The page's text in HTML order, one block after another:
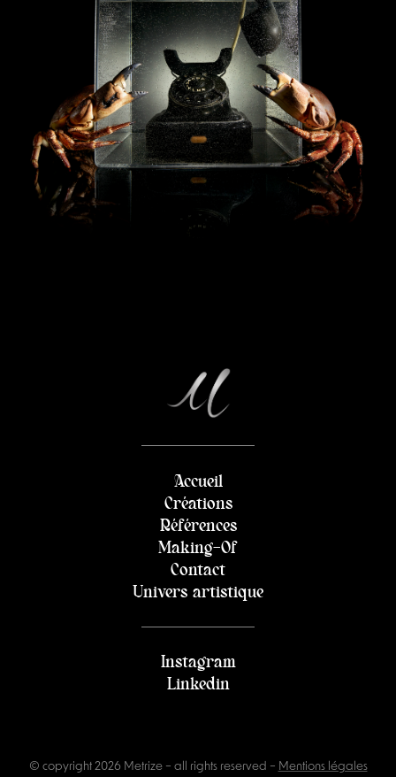
Accueil
Créations
Références
Making-Of
Contact
Univers artistique
Instagram
Linkedin
© copyright 2026 Metrize – all rights reserved – Mentions légales